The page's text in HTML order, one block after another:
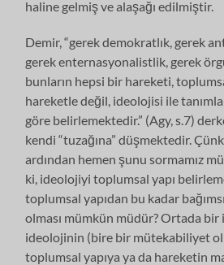
haline gelmiş ve alaşağı edilmiştir.
Demir, “gerek demokratlık, gerek
gerek enternasyonalistlik, gerek
bunların hepsi bir hareketi,
hareketle değil, ideolojisi ile
göre belirlemektedir.” (Agy, s.7)
kendi “tuzağına” düşmektedir.
ardından hemen şunu sormamız
ki, ideolojiyi toplumsal yapı
toplumsal yapıdan bu kadar
olması mümkün müdür? Ortada bir
ideolojinin (bire bir mütekabiliyet
toplumsal yapıya ya da hareketin